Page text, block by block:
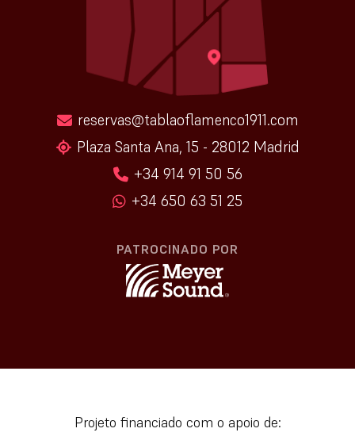
reservas@tablaoflamenco1911.com
Plaza Santa Ana, 15 - 28012 Madrid
+34 914 91 50 56
+34 650 63 51 25
PATROCINADO POR
Projeto financiado com o apoio de: